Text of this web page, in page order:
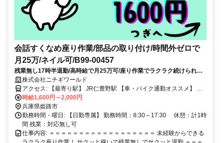
会話すくなめ座り作業/部品の取り付け/時間外ゼロで
月25万/ネイル可/B99-00457
残業無し17時半退勤/高時給で月25万可/座り作業でラクラク続けられ
る！株式会社ニチギワールド
アクセス: 【最寄り駅】 JR仁豊野駅 【車・バイク通勤オススメ】 駐
車場・駐輪場あり（無料）
時給1,600円～2,000円
兵庫県姫路市
勤務時間・曜日: 【日勤専属】 勤務時間：8:30～17:30 休憩：計1時
間 残業：対応無し可
仕事内容: ＝＝＝＝＝＝＝＝＝＝＝＝＝＝＝＝＝＝ 未経験からできる